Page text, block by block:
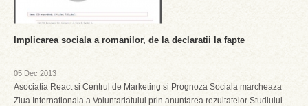
Implicarea sociala a romanilor, de la declaratii la fapte
05 Dec 2013
Asociatia React si Centrul de Marketing si Prognoza Sociala marcheaza
Ziua Internationala a Voluntariatului prin anuntarea rezultatelor Studiului